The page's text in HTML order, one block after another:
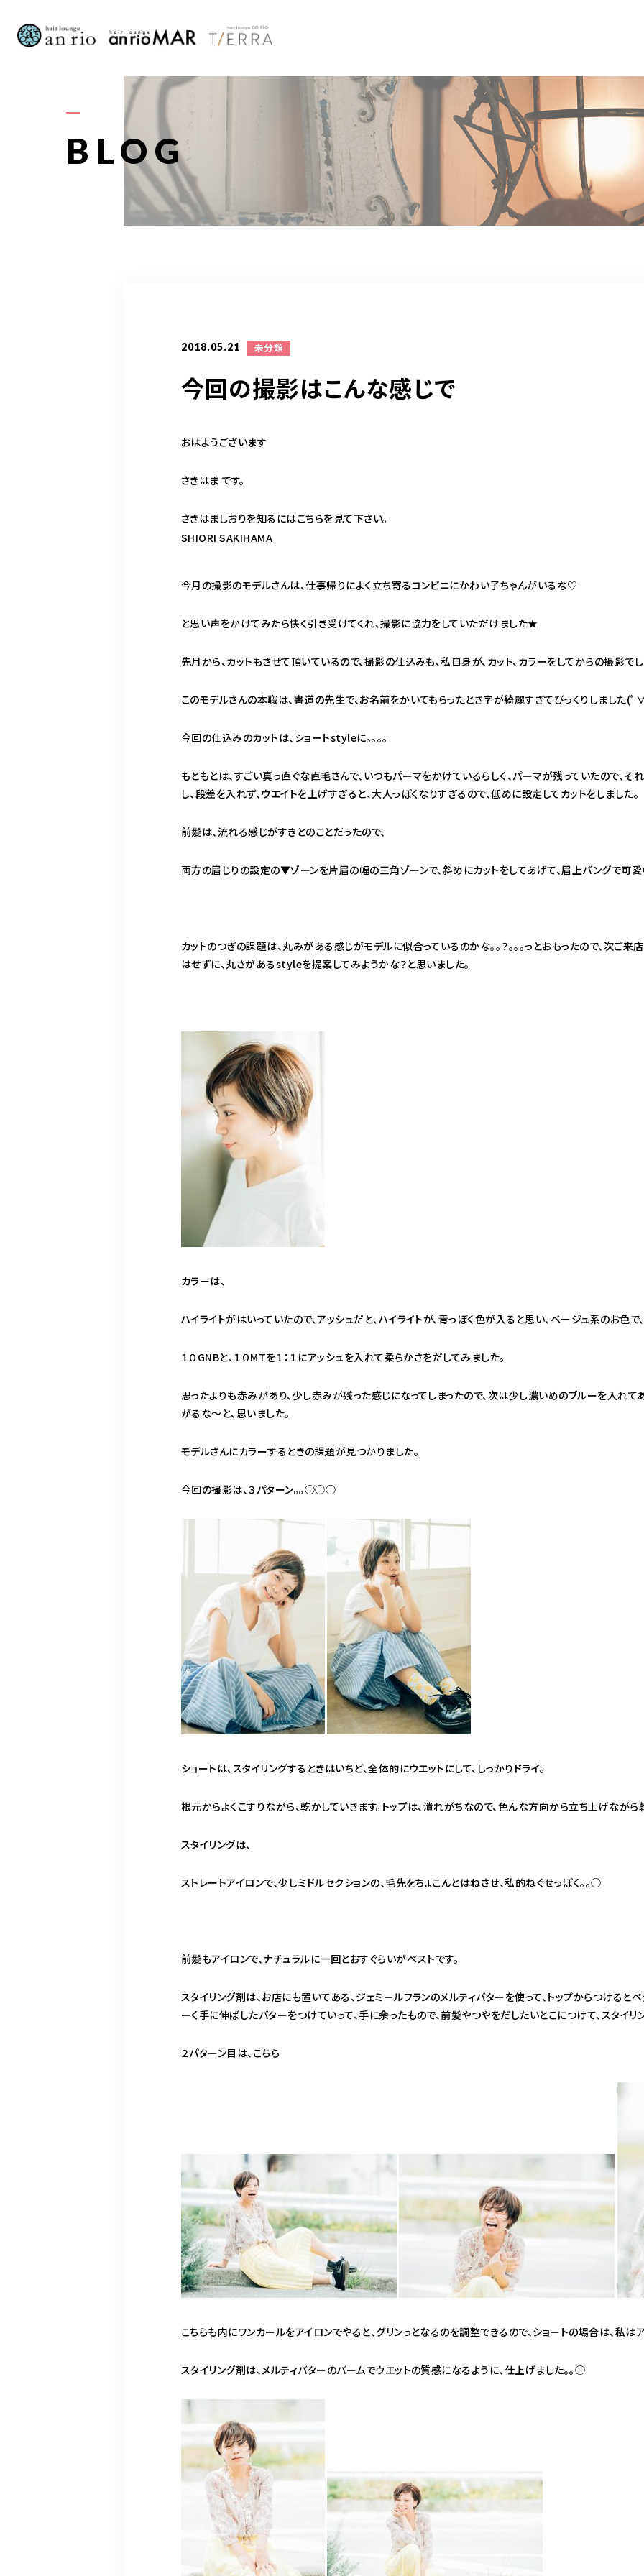
BLOG
2018.05.21 未分類
今回の撮影はこんな感じで
おはようございます
さきはま です。
さきはましおりを知るにはこちらを見て下さい。
SHIORI SAKIHAMA
今月の撮影のモデルさんは、仕事帰りによく立ち寄るコンビニにかわい子ちゃんがいるな♡
と思い声をかけてみたら快く引き受けてくれ、撮影に協力をしていただけました★
先月から、カットもさせて頂いているので、撮影の仕込みも、私自身が、カット、カラーをしてからの撮影でし
このモデルさんの本職は、書道の先生で、お名前をかいてもらったとき字が綺麗すぎてびっくりしました(ﾟ
今回の仕込みのカットは、ショートstyleに。。。。
もともとは、すごい真っ直ぐな直毛さんで、いつもパーマをかけているらしく、パーマが残っていたので、そ
し、段差を入れず、ウエイトを上げすぎると、大人っぽくなりすぎるので、低めに設定してカットをしました。
前髪は、流れる感じがすきとのことだったので、
両方の眉じりの設定の▼ゾーンを片眉の幅の三角ゾーンで、斜めにカットをしてあげて、眉上バングで可
カットのつぎの課題は、丸みがある感じがモデルに似合っているのかな。。？。。。っとおもったので、次ご来
はせずに、丸さがあるstyleを提案してみようかな？と思いました。
カラーは、
ハイライトがはいっていたので、アッシュだと、ハイライトが、青っぽく色が入ると思い、ベージュ系のお色で、
１０GNBと、１０MTを１：１にアッシュを入れて柔らかさをだしてみました。
思ったよりも赤みがあり、少し赤みが残った感じになってしまったので、次は少し濃いめのブルーを入れて
がるな〜と、思いました。
モデルさんにカラーするときの課題が見つかりました。
今回の撮影は、３パターン。。◯◯◯
ショートは、スタイリングするときはいちど、全体的にウエットにして、しっかりドライ。
根元からよくこすりながら、乾かしていきます。トップは、潰れがちなので、色んな方向から立ち上げなが
スタイリングは、
ストレートアイロンで、少しミドルセクションの、毛先をちょこんとはねさせ、私的ねぐせっぽく。。◯
前髪もアイロンで、ナチュラルに一回とおすぐらいがベストです。
スタイリング剤は、お店にも置いてある、ジェミールフランのメルティバターを使って、トップからつけると
ーく手に伸ばしたバターをつけていって、手に余ったもので、前髪やつやをだしたいとこにつけて、スタイリン
２パターン目は、こちら
こちらも内にワンカールをアイロンでやると、グリンっとなるのを調整できるので、ショートの場合は、私は
スタイリング剤は、メルティバターのバームでウエットの質感になるように、仕上げました。。◯
ABOUT US
STYLE
STAFF
STAFF〈anrio MAR〉
STAFF〈
098-943-5969
【anrio TIERRA】営業時間 9:00～17:00（日月除く）